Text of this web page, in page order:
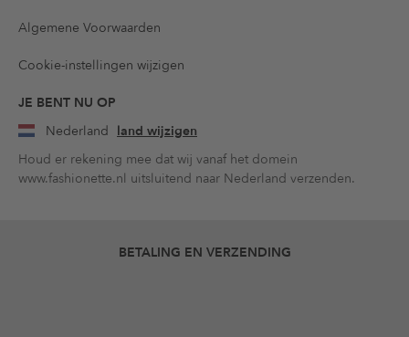
Algemene Voorwaarden
Cookie-instellingen wijzigen
JE BENT NU OP
Nederland land wijzigen
Houd er rekening mee dat wij vanaf het domein
www.fashionette.nl uitsluitend naar Nederland verzenden.
BETALING EN VERZENDING